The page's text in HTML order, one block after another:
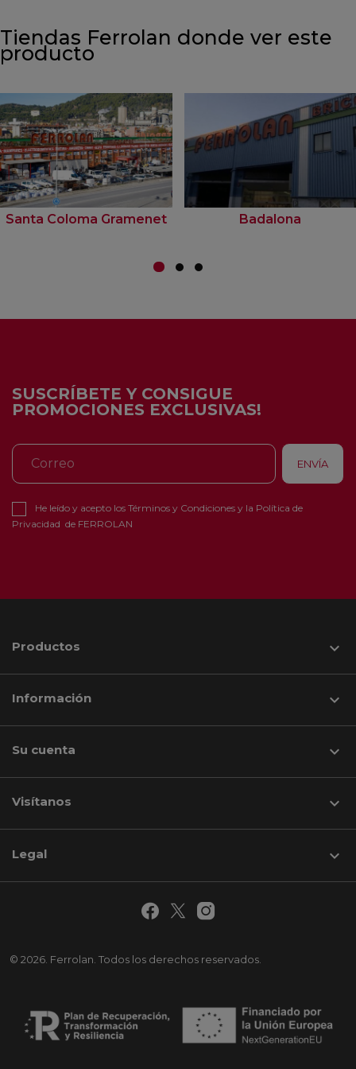
Tiendas Ferrolan donde ver este
producto
Santa Coloma Gramenet Badalona
SUSCRÍBETE Y CONSIGUE
PROMOCIONES EXCLUSIVAS!
He leído y acepto los Términos y Condiciones y la Política de
Privacidad de FERROLAN
Productos 
Información 
Su cuenta 
Visítanos keyboard_arrow_down
© 2026. Ferrolan. Todos los derechos reservados.
Legal 